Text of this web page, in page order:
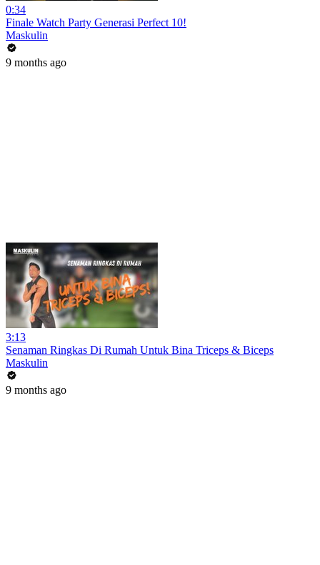
0:34
Finale Watch Party Generasi Perfect 10!
Maskulin
9 months ago
3:13
Senaman Ringkas Di Rumah Untuk Bina Triceps & Biceps
Maskulin
9 months ago